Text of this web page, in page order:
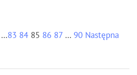
…83 84 85 86 87 … 90 Następna